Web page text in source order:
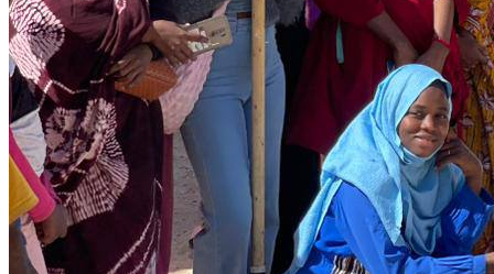
Projet Parcours Citoyen : La campagne de
reboisement d’arbres dépasse ses objectifs
Lire l'article
Immersion Visuelle
Galerie Photos
Parcourez notre galerie photo pour voir l'impact concret
de nos projets au sein des communautés. Une image vaut
mille mots.